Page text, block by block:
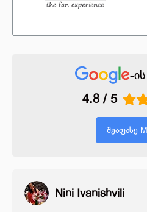
Nini Ivanishvili